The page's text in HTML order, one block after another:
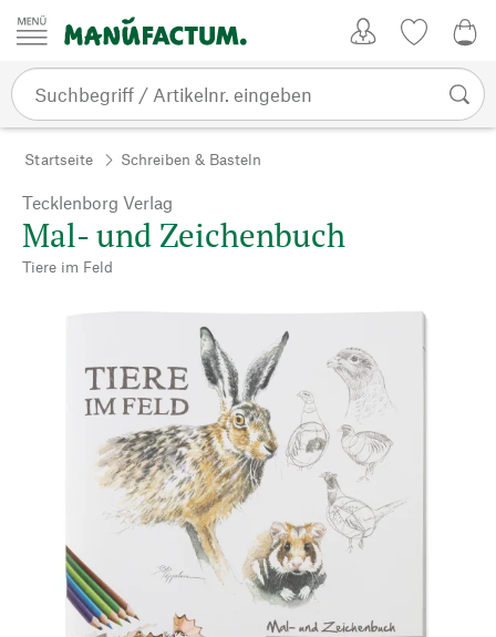
Zum Inhalt springen
Startseite Schreiben & Basteln
Tecklenborg Verlag
Mal- und Zeichenbuch
Tiere im Feld